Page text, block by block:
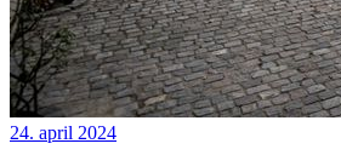
24. april 2024